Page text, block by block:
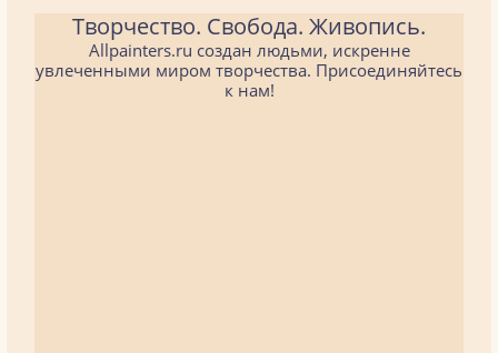
Творчество. Свобода. Живопись.
Allpainters.ru создан людьми, искренне
увлеченными миром творчества. Присоединяйтесь
к нам!